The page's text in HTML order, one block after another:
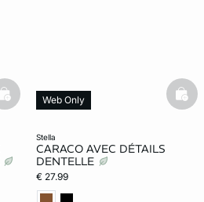
basketfull
stella
CARACO AVEC DÉTAILS
DENTELLE
€ 27.99
Web Only